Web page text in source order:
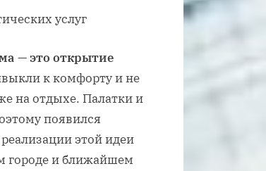
— это открытие
к комфорту и не
на отдыхе. Палатки и
появился
этой идеи
городе и ближайшем